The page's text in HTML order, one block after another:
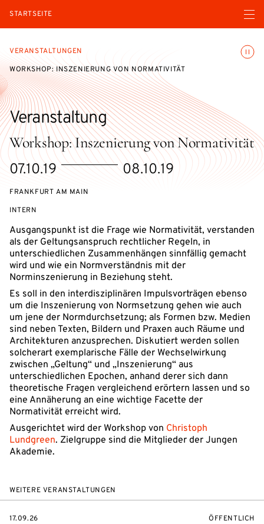
STARTSEITE Menü
VERANSTALTUNGEN
WORKSHOP: INSZENIERUNG VON NORMATIVITÄT
Workshop: Inszenierung von Normativität
Veranstaltung
eventBeginsOn
07.10.19
eventEndsOn 08.10.19
FRANKFURT AM MAIN
VERANSTALTUNGSZUGANG:
INTERN
Ausgangspunkt ist die Frage wie Normativität, verstanden
als der Geltungsanspruch rechtlicher Regeln, in
unterschiedlichen Zusammenhängen sinnfällig gemacht
wird und wie ein Normverständnis mit der
Norminszenierung in Beziehung steht.
Es soll in den interdisziplinären Impulsvorträgen ebenso
um die Inszenierung von Normsetzung gehen wie auch
um jene der Normdurchsetzung; als Formen bzw. Medien
sind neben Texten, Bildern und Praxen auch Räume und
Architekturen anzusprechen. Diskutiert werden sollen
solcherart exemplarische Fälle der Wechselwirkung
zwischen „Geltung“ und „Inszenierung“ aus
unterschiedlichen Epochen, anhand derer sich dann
theoretische Fragen vergleichend erörtern lassen und so
eine Annäherung an eine wichtige Facette der
Normativität erreicht wird.
Ausgerichtet wird der Workshop von Christoph
Lundgreen. Zielgruppe sind die Mitglieder der Jungen
Akademie.
WEITERE VERANSTALTUNGEN
EVENTBEGINSON
17.09.26 ÖFFENTLICH